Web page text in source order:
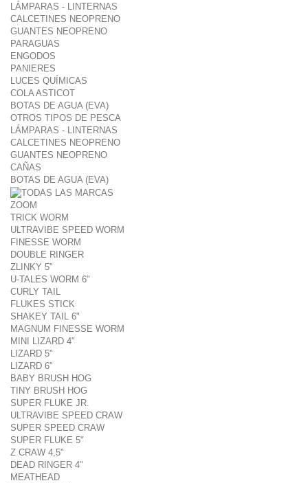
LÁMPARAS - LINTERNAS
CALCETINES NEOPRENO
GUANTES NEOPRENO
PARAGUAS
ENGODOS
PANIERES
LUCES QUÍMICAS
COLA ASTICOT
BOTAS DE AGUA (EVA)
OTROS TIPOS DE PESCA
LÁMPARAS - LINTERNAS
CALCETINES NEOPRENO
GUANTES NEOPRENO
CAÑAS
BOTAS DE AGUA (EVA)
ZOOM
TRICK WORM
ULTRAVIBE SPEED WORM
FINESSE WORM
DOUBLE RINGER
ZLINKY 5"
U-TALES WORM 6"
CURLY TAIL
FLUKES STICK
SHAKEY TAIL 6"
MAGNUM FINESSE WORM
MINI LIZARD 4"
LIZARD 5"
LIZARD 6"
BABY BRUSH HOG
TINY BRUSH HOG
SUPER FLUKE JR.
ULTRAVIBE SPEED CRAW
SUPER SPEED CRAW
SUPER FLUKE 5"
Z CRAW 4,5"
DEAD RINGER 4"
MEATHEAD